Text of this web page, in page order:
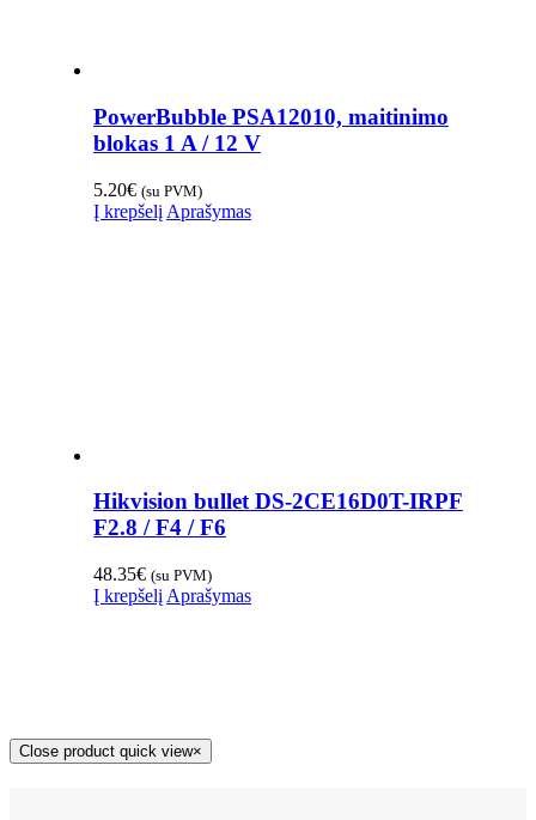
PowerBubble PSA12010, maitinimo
blokas 1 A / 12 V
5.20€ (su PVM)
Į krepšelį Aprašymas
Hikvision bullet DS-2CE16D0T-IRPF
F2.8 / F4 / F6
48.35€ (su PVM)
Į krepšelį Aprašymas
Close product quick view×